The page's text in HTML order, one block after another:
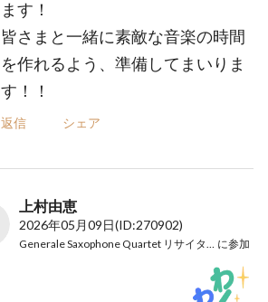
ます！
皆さまと一緒に素敵な音楽の時間
を作れるよう、準備してまいりま
す！！
返信 シェア
上村由恵
2026年05月09日(ID:270902)
に参加